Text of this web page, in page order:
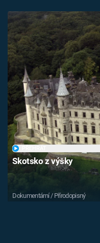
Skotsko z výšky
Dokumentární / Přírodopisný